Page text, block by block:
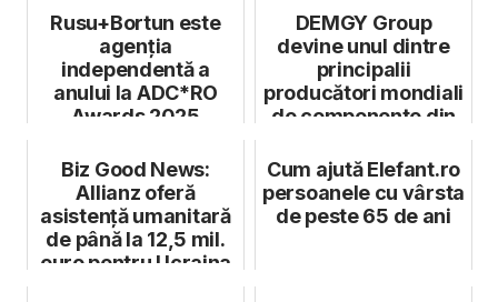
Rusu+Bortun este
agenția
independentă a
anului la ADC*RO
Awards 2025
DEMGY Group
devine unul dintre
principalii
producători mondiali
de componente din
Biz Good News:
Allianz oferă
asistență umanitară
de până la 12,5 mil.
euro pentru Ucraina
Cum ajută Elefant.ro
persoanele cu vârsta
de peste 65 de ani